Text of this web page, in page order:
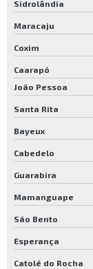
Sidrolândia
Maracaju
Coxim
Caarapó
João Pessoa
Santa Rita
Bayeux
Cabedelo
Guarabira
Mamanguape
São Bento
Esperança
Catolé do Rocha